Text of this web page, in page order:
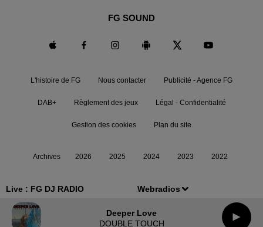
Live : FG DJ RADIO Webradios
Deeper Love
DOUBLE TOUCH
FG SOUND
L'histoire de FG Nous contacter Publicité - Agence FG
DAB+ Règlement des jeux Légal - Confidentialité
Gestion des cookies Plan du site
Archives 2026 2025 2024 2023 2022